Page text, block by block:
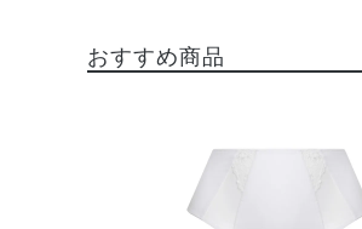
おすすめ商品